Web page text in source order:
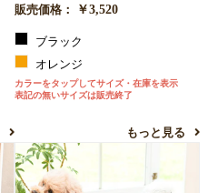
販売価格：
￥3,520
ブラック
オレンジ
カラーをタップしてサイズ・在庫を表示
表記の無いサイズは販売終了
もっと見る